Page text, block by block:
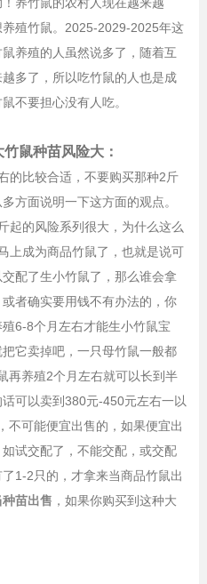
殖竹鼠。2025-2029-2025年这
养殖的人虽然说多了，随着互
多了，所以吃竹鼠的人也是成
不要担心没有人吃。
鼠种苗风险大：
的比较合适，不要购买那种2斤
方面说明一下这方面的观点。
起的风险系列很大，为什么这么
上成为商品竹鼠了，也就是说可
配了生小竹鼠了，那么谁会拿
者确实要用钱不有办法的，你
6-8个月左右才能生小竹鼠宝
它卖掉吧，一只母竹鼠一般都
再养殖2个月左右就可以长到半
可以卖到380元-450元左右一以
不可能便宜出售的，如果便宜出
试交配了，不能交配，或交配
1-2只的，才拿来当商品竹鼠出
苗出售 ，如果你购买到这种大